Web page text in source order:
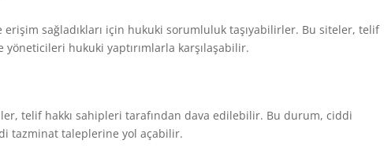
sağladıkları için hukuki sorumluluk taşıyabilirler. Bu siteler, telif
hukuki yaptırımlarla karşılaşabilir.
telif hakkı sahipleri tarafından dava edilebilir. Bu durum, ciddi
tazminat taleplerine yol açabilir.